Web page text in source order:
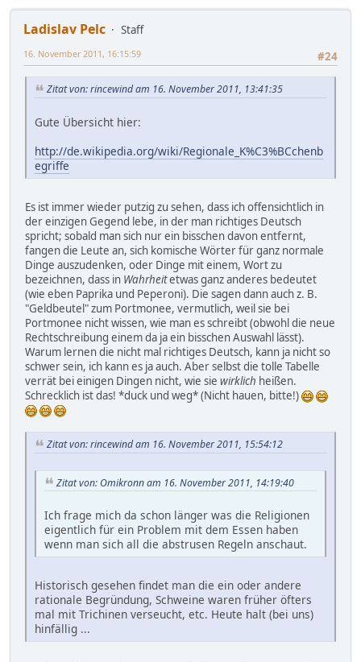
Ladislav Pelc
Staff
#24
16. November 2011, 16:15:59
Zitat von: rincewind am 16. November 2011, 13:41:35
Gute Übersicht hier:
http://de.wikipedia.org/wiki/Regionale_K%C3%BCchenb
egriffe
Es ist immer wieder putzig zu sehen, dass ich offensichtlich in
der einzigen Gegend lebe, in der man richtiges Deutsch
spricht; sobald man sich nur ein bisschen davon entfernt,
fangen die Leute an, sich komische Wörter für ganz normale
Dinge auszudenken, oder Dinge mit einem, Wort zu
bezeichnen, dass in Wahrheitetwas ganz anderes bedeutet
(wie eben Paprika und Peperoni). Die sagen dann auch z. B.
"Geldbeutel" zum Portmonee, vermutlich, weil sie bei
Portmonee nicht wissen, wie man es schreibt (obwohl die neue
Rechtschreibung einem da ja ein bisschen Auswahl lässt).
Warum lernen die nicht mal richtiges Deutsch, kann ja nicht so
schwer sein, ich kann es ja auch. Aber selbst die tolle Tabelle
verrät bei einigen Dingen nicht, wie sie wirklich heißen.
Schrecklich ist das! *duck und weg* (Nicht hauen, bitte!)
Zitat von: rincewind am 16. November 2011, 15:54:12
Zitat von: Omikronn am 16. November 2011, 14:19:40
Ich frage mich da schon länger was die Religionen
eigentlich für ein Problem mit dem Essen haben
wenn man sich all die abstrusen Regeln anschaut.
Historisch gesehen findet man die ein oder andere
rationale Begründung, Schweine waren früher öfters
mal mit Trichinen verseucht, etc. Heute halt (bei uns)
hinfällig ...